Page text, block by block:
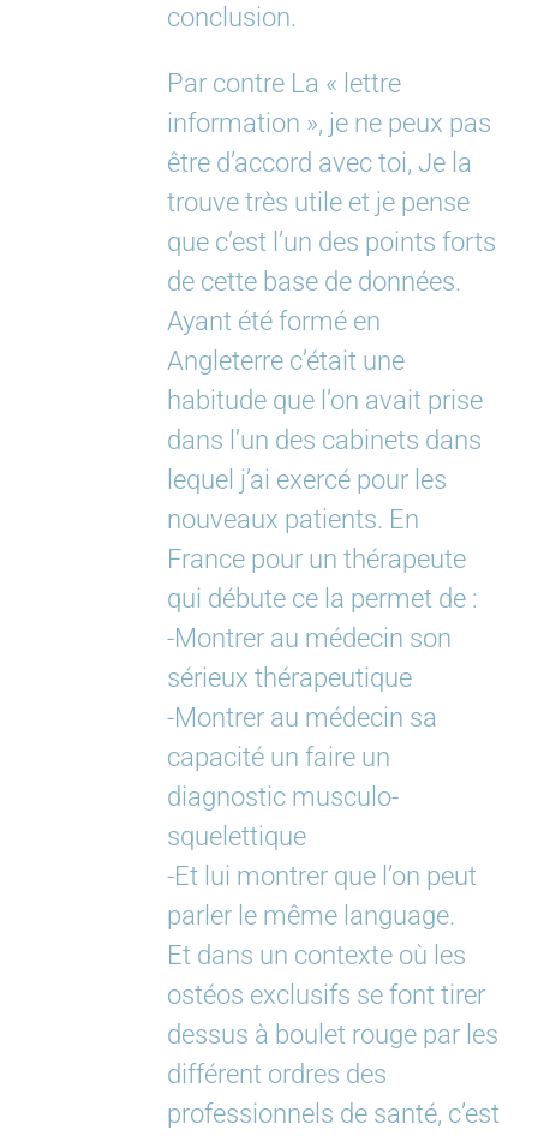
conclusion.
Par contre La « lettre
information », je ne peux pas
être d’accord avec toi, Je la
trouve très utile et je pense
que c’est l’un des points forts
de cette base de données.
Ayant été formé en
Angleterre c’était une
habitude que l’on avait prise
dans l’un des cabinets dans
lequel j’ai exercé pour les
nouveaux patients. En
France pour un thérapeute
qui débute ce la permet de :
-Montrer au médecin son
sérieux thérapeutique
-Montrer au médecin sa
capacité un faire un
diagnostic musculo-
squelettique
-Et lui montrer que l’on peut
parler le même language.
Et dans un contexte où les
ostéos exclusifs se font tirer
dessus à boulet rouge par les
différent ordres des
professionnels de santé, c’est